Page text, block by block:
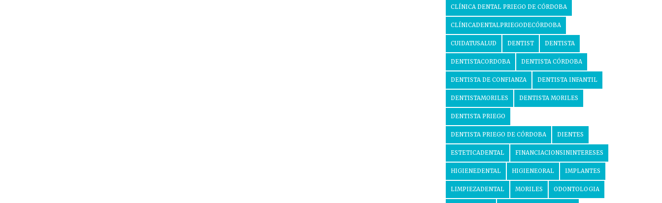
CLÍNICA DENTAL PRIEGO DE CÓRDOBA
CLÍNICADENTALPRIEGODECÓRDOBA
CUIDATUSALUD DENTIST DENTISTA
DENTISTACORDOBA DENTISTA CÓRDOBA
DENTISTA DE CONFIANZA DENTISTA INFANTIL
DENTISTAMORILES DENTISTA MORILES
DENTISTA PRIEGO
DENTISTA PRIEGO DE CÓRDOBA DIENTES
ESTETICADENTAL FINANCIACIONSININTERESES
HIGIENEDENTAL HIGIENEORAL IMPLANTES
LIMPIEZADENTAL MORILES ODONTOLOGIA